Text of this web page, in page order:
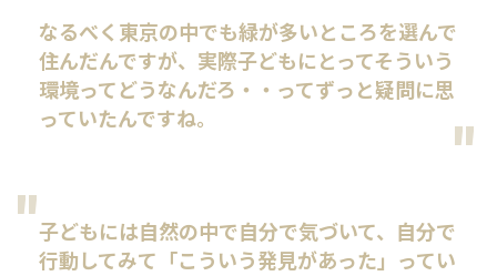
なるべく東京の中でも緑が多いところを選んで
住んだんですが、実際子どもにとってそういう
環境ってどうなんだろ・・ってずっと疑問に思
っていたんですね。
子どもには自然の中で自分で気づいて、自分で
行動してみて「こういう発見があった」ってい